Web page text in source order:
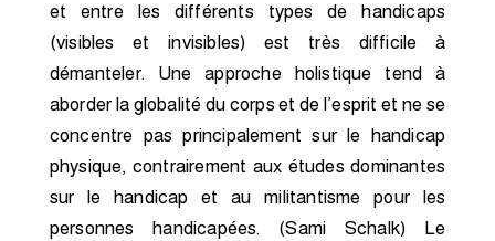
et entre les différents types de handicaps
(visibles et invisibles) est très difficile à
démanteler. Une approche holistique tend à
aborder la globalité du corps et de l’esprit et ne se
concentre pas principalement sur le handicap
physique, contrairement aux études dominantes
sur le handicap et au militantisme pour les
personnes handicapées. (Sami Schalk) Le